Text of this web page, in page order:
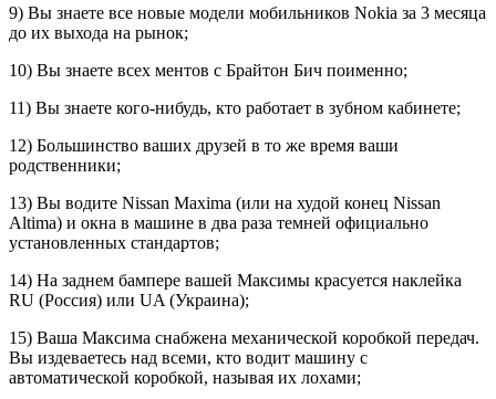
9) Вы знаете все новые модели мобильников Nokia за 3 месяца
до их выхода на рынок;
10) Вы знаете всех ментов с Брайтон Бич поименно;
11) Вы знаете кого-нибудь, кто работает в зубном кабинете;
12) Большинство ваших друзей в то же время ваши
родственники;
13) Вы водите Nissan Maxima (или на худой конец Nissan
Altima) и окна в машине в два раза темней официально
установленных стандартов;
14) На заднем бампере вашей Максимы красуется наклейка
RU (Россия) или UA (Украина);
15) Ваша Максима снабжена механической коробкой передач.
Вы издеваетесь над всеми, кто водит машину с
автоматической коробкой, называя их лохами;